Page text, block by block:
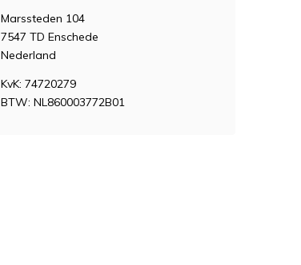
Marssteden 104
7547 TD Enschede
Nederland
KvK: 74720279
BTW: NL860003772B01